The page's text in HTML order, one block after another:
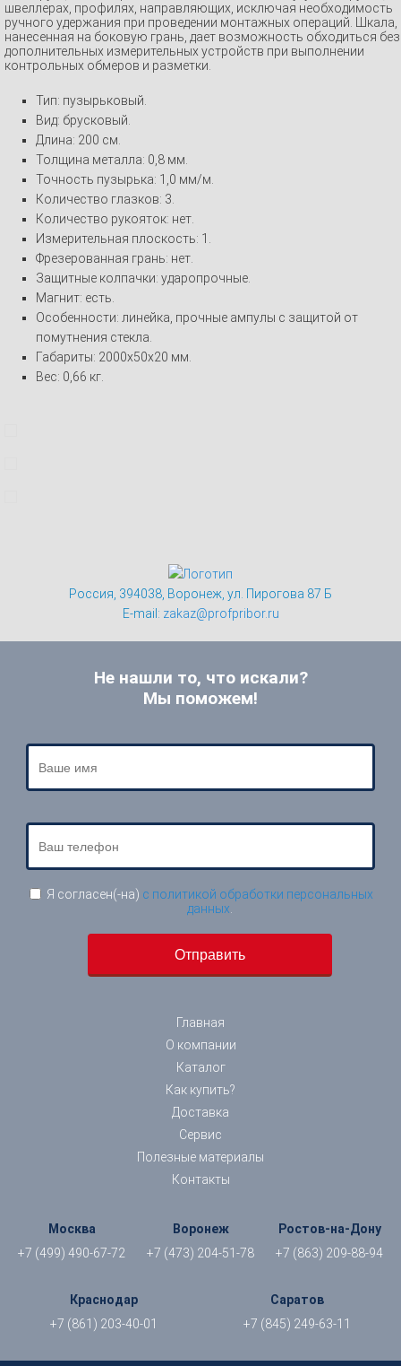
швеллерах, профилях, направляющих, исключая необходимость
ручного удержания при проведении монтажных операций. Шкала,
нанесенная на боковую грань, дает возможность обходиться без
дополнительных измерительных устройств при выполнении
контрольных обмеров и разметки.
Тип: пузырьковый.
Вид: брусковый.
Длина: 200 см.
Толщина металла: 0,8 мм.
Точность пузырька: 1,0 мм/м.
Количество глазков: 3.
Количество рукояток: нет.
Измерительная плоскость: 1.
Фрезерованная грань: нет.
Защитные колпачки: ударопрочные.
Магнит: есть.
Особенности: линейка, прочные ампулы с защитой от
помутнения стекла.
Габариты: 2000x50x20 мм.
Вес: 0,66 кг.
Россия, 394038, Воронеж, ул. Пирогова 87 Б
E-mail: zakaz@profpribor.ru
Не нашли то, что искали?
Мы поможем!
Я согласен(-на) с политикой обработки персональных
данных
Главная
О компании
Каталог
Как купить?
Доставка
Сервис
Полезные материалы
Контакты
Москва
+7 (499) 490-67-72
Воронеж
+7 (473) 204-51-78
Ростов-на-Дону
+7 (863) 209-88-94
Краснодар
+7 (861) 203-40-01
Саратов
+7 (845) 249-63-11